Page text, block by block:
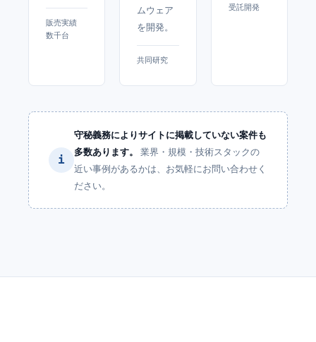
販売実績
数千台
ムウェア
を開発。
共同研究
受託開発
i
守秘義務によりサイトに掲載していない案件も
多数あります。
業界・規模・技術スタックの
近い事例があるかは、お気軽にお問い合わせく
ださい。